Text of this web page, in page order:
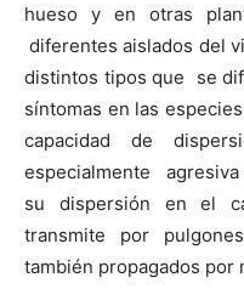
hueso y en otras
diferentes aislados del
distintos tipos que se
síntomas en las
capacidad de
especialmente
su dispersión en el
transmite por
también propagados